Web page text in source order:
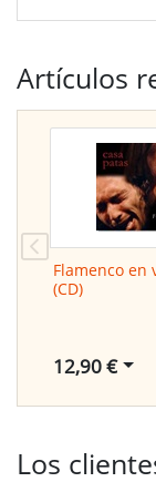
Artículos
Flamenco en
(CD)
12,90 €
Los